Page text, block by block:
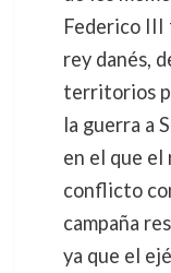
Federico III
rey danés,
territorios
la guerra a
en el que el
conflicto
campaña
ya que el